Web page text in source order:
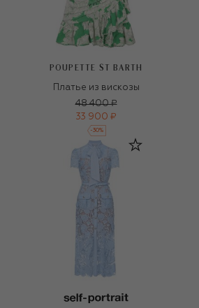
POUPETTE ST BARTH
Платье из вискозы
48 400 ₽
33 900 ₽
-30%